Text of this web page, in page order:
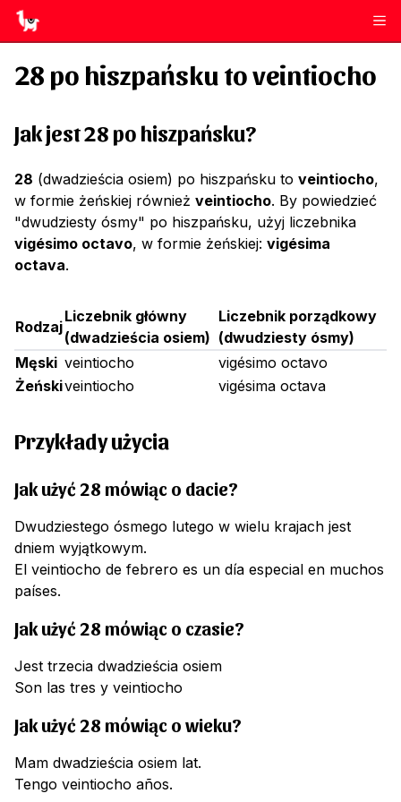
28 po hiszpańsku toveintiocho
Jak jest 28 po hiszpańsku?
28 (dwadzieścia osiem) po hiszpańsku to veintiocho,
w formie żeńskiej również veintiocho. By powiedzieć
"dwudziesty ósmy" po hiszpańsku, użyj liczebnika
vigésimo octavo, w formie żeńskiej: vigésima
octava.
Rodzaj
Liczebnik główny
(dwadzieścia osiem)
Liczebnik porządkowy
(dwudziesty ósmy)
Męski veintiocho
vigésimo octavo
Żeńskiveintiocho vigésima octava
Przykłady użycia
Jak użyć 28 mówiąc o dacie?
Dwudziestego ósmego lutego w wielu krajach jest
dniem wyjątkowym.
El veintiocho de febrero es un día especial en muchos
países.
Jak użyć 28 mówiąc o czasie?
Jest trzecia dwadzieścia osiem
Son las tres y veintiocho
Jak użyć 28 mówiąc o wieku?
Mam dwadzieścia osiem lat.
Tengo veintiocho años.